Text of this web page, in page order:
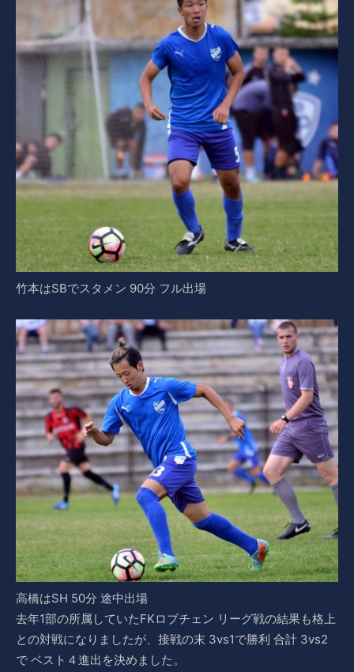
竹本はSBでスタメン 90分 フル出場
高橋はSH 50分 途中出場
去年1部の所属していたFKロブチェン リーグ戦の結果も格上
との対戦になりましたが、接戦の末 3vs1で勝利 合計 3vs2
で ベスト４進出を決めました。